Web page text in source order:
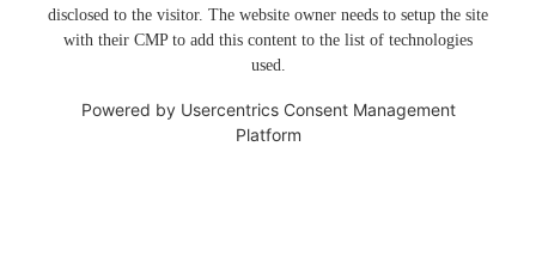
disclosed to the visitor. The website owner needs to setup the site
with their CMP to add this content to the list of technologies
used.
Powered by Usercentrics Consent Management
Platform